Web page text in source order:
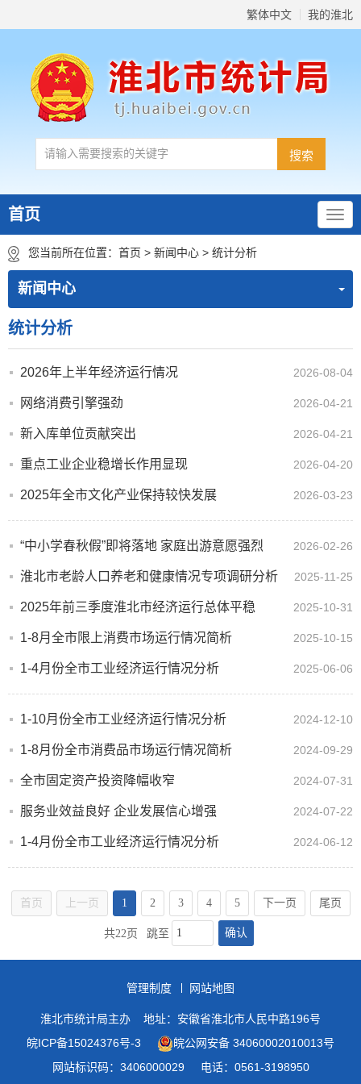
繁体中文 我的淮北
首页
您当前所在位置： 首页 > 新闻中心 > 统计分析
新闻中心
统计分析
2026年上半年经济运行情况 2026-08-04
网络消费引擎强劲 2026-04-21
新入库单位贡献突出 2026-04-21
重点工业企业稳增长作用显现 2026-04-20
2025年全市文化产业保持较快发展 2026-03-23
“中小学春秋假”即将落地 家庭出游意愿强烈 2026-02-26
淮北市老龄人口养老和健康情况专项调研分析 2025-11-25
2025年前三季度淮北市经济运行总体平稳 2025-10-31
1-8月全市限上消费市场运行情况简析 2025-10-15
1-4月份全市工业经济运行情况分析 2025-06-06
1-10月份全市工业经济运行情况分析 2024-12-10
1-8月份全市消费品市场运行情况简析 2024-09-29
全市固定资产投资降幅收窄 2024-07-31
服务业效益良好 企业发展信心增强 2024-07-22
1-4月份全市工业经济运行情况分析 2024-06-12
首页 上一页 1 2 3 4 5 下一页 尾页
共22页 跳至 确认
管理制度 网站地图
淮北市统计局主办
地址：安徽省淮北市人民中路196号
皖ICP备15024376号-3
皖公网安备 34060002010013号
网站标识码：3406000029
电话：0561-3198950